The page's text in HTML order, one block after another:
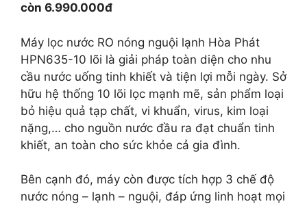
còn 6.990.000đ
Máy lọc nước RO nóng nguội lạnh Hòa Phát
HPN635-10 lõi là giải pháp toàn diện cho nhu
cầu nước uống tinh khiết và tiện lợi mỗi ngày. Sở
hữu hệ thống 10 lõi lọc mạnh mẽ, sản phẩm loại
bỏ hiệu quả tạp chất, vi khuẩn, virus, kim loại
nặng,… cho nguồn nước đầu ra đạt chuẩn tinh
khiết, an toàn cho sức khỏe cả gia đình.
Bên cạnh đó, máy còn được tích hợp 3 chế độ
nước nóng – lạnh – nguội, đáp ứng linh hoạt mọi